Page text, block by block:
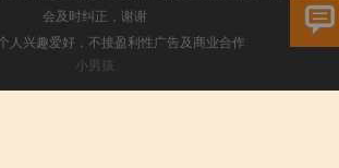
会及时纠正，谢谢
人兴趣爱好，不接盈利性广告及商业合作
小男孩